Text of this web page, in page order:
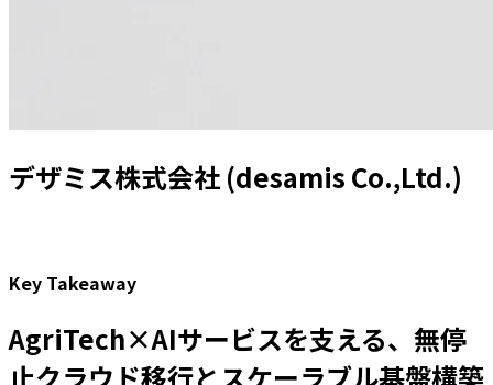
デザミス株式会社 (desamis Co.,Ltd.)
Key Takeaway
AgriTech×AIサービスを支える、無停
止クラウド移行とスケーラブル基盤構築